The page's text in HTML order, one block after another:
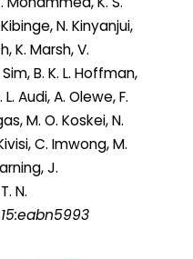
N. Kinyanjui,
K. Marsh, V.
B. K. L. Hoffman,
L. Audi, A. Olewe, F.
M. O. Koskei, N.
C. Imwong, M.
J.
N.